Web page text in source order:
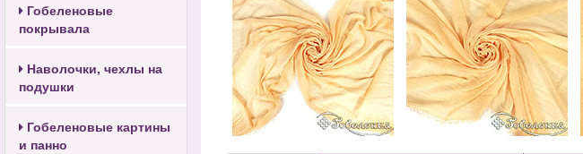
Гобеленовые
покрывала
Наволочки, чехлы на
подушки
Гобеленовые картины
и панно